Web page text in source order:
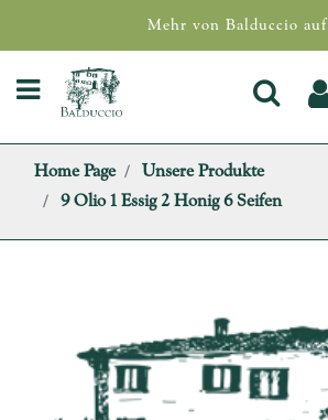
Mehr von Balduccio auf
Open menu
Home Page
Unsere Produkte
9 Olio 1 Essig 2 Honig 6 Seifen